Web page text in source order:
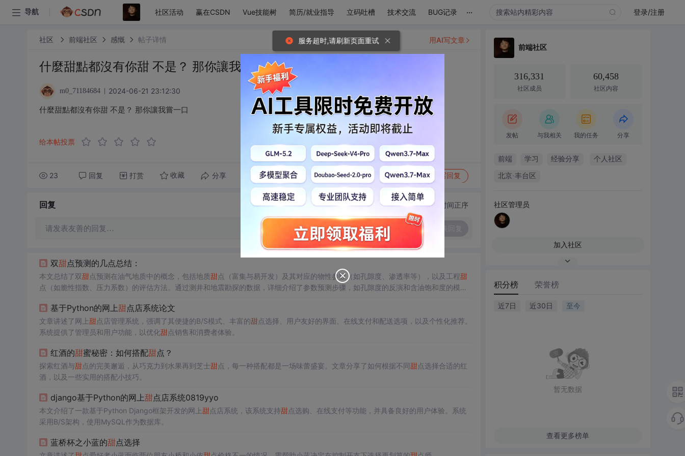
导航 社区活动 赢在CSDN Vue技能树 简历/就业指导 立码吐槽 技术交流 BUG记录 ... 登录/注册
社区 前端社区 感慨 帖子详情
什麼甜點都沒有你甜 不是？ 那你讓我嘗一口
m0_71184684 2024-06-21 23:12:30
什麼甜點都沒有你甜 不是？ 那你讓我嘗一口
给本帖投票
23 回复 打赏 收藏 分享 转发到动态 举报 写回复
用AI写文章
回复 切换为时间正序
请发表友善的回复…
双甜点预测的几点总结：
本文总结了双甜点预测在油气地质中的概念，包括地质甜点（富集与易开发）及其对应的物性参数（如孔隙度、渗透率等），以及工程甜
点（如脆性指数、压力系数）的评估方法。通过测井和地震勘探的数据，详细介绍了参数预测步骤，如孔隙度的反演和含油饱和度的模型
基于Python的网上甜点店系统论文
文章讲述了网上甜点店管理系统，强调了其便捷的B/S模式、丰富的甜点选择、用户友好的界面、在线支付和配送选项，以及个性化推荐。
系统提供了管理员和用户功能，以优化甜点销售和消费者体验。
红酒的甜蜜秘密：如何搭配甜点？
探索红酒与甜点的完美邂逅，从巧克力到水果再到芝士甜点，每一种搭配都是一场味蕾盛宴。文章分享了如何根据不同甜点选择合适的红
酒，以及一些实用的搭配小技巧。
django基于Python的网上甜点店系统0819yyo
本文介绍了一款基于Python Django框架开发的网上甜点店系统，该系统支持甜点选购、在线支付等功能，并具备良好的用户体验。系统
采用B/S架构，使用MySQL作为数据库。
蓝桥杯之小蓝的甜点选择
前端社区
316,331
社区成员
60,458
社区内容
发帖 与我相关 我的任务 分享
前端 学习 经验分享 个人社区
北京·丰台区
社区管理员
加入社区
积分榜 荣誉榜
近7日 近30日 至今
暂无数据
查看更多榜单
服务超时,请刷新页面重试